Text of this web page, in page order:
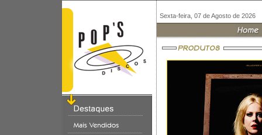
Sexta-feira, 07 de Agosto de 2026